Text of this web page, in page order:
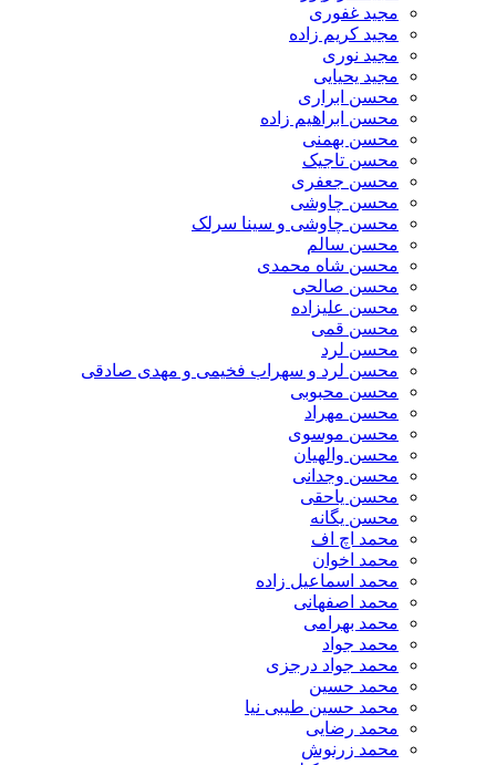
مجید غفوری
مجید کریم زاده
مجید نوری
مجید یحیایی
محسن ابراری
محسن ابراهیم زاده
محسن بهمنی
محسن تاجیک
محسن جعفری
محسن چاوشی
محسن چاوشی و سینا سرلک
محسن سالم
محسن شاه محمدی
محسن صالحی
محسن علیزاده
محسن قمی
محسن لرد
محسن لرد و سهراب فخیمی و مهدی صادقی
محسن محبوبی
محسن مهراد
محسن موسوی
محسن والهیان
محسن وجدانی
محسن یاحقی
محسن یگانه
محمد اچ اف
محمد اخوان
محمد اسماعیل زاده
محمد اصفهانی
محمد بهرامی
محمد جواد
محمد جواد درجزی
محمد حسین
محمد حسین طیبی نیا
محمد رضایی
محمد زرنوش